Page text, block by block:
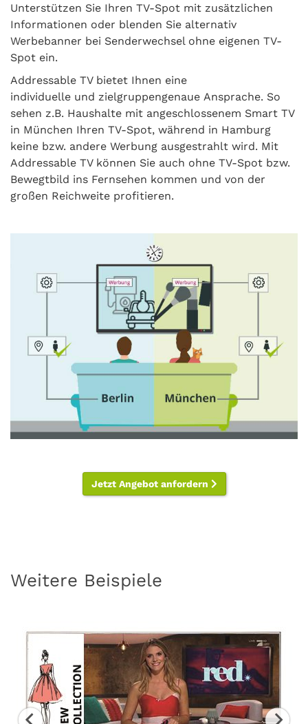
Unterstützen Sie Ihren TV-Spot mit zusätzlichen
Informationen oder blenden Sie alternativ
Werbebanner bei Senderwechsel ohne eigenen TV-
Spot ein.
Addressable TV bietet Ihnen eine
individuelle und zielgruppengenaue Ansprache. So
sehen z.B. Haushalte mit angeschlossenem Smart TV
in München Ihren TV-Spot, während in Hamburg
keine bzw. andere Werbung ausgestrahlt wird. Mit
Addressable TV können Sie auch ohne TV-Spot bzw.
Bewegtbild ins Fernsehen kommen und von der
großen Reichweite profitieren.
Jetzt Angebot anfordern
Weitere Beispiele